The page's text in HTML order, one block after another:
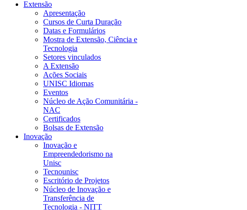
Extensão
Apresentação
Cursos de Curta Duração
Datas e Formulários
Mostra de Extensão, Ciência e
Tecnologia
Setores vinculados
A Extensão
Ações Sociais
UNISC Idiomas
Eventos
Núcleo de Ação Comunitária -
NAC
Certificados
Bolsas de Extensão
Inovação
Inovação e
Empreendedorismo na
Unisc
Tecnounisc
Escritório de Projetos
Núcleo de Inovação e
Transferência de
Tecnologia - NITT